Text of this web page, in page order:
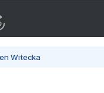
Witecka